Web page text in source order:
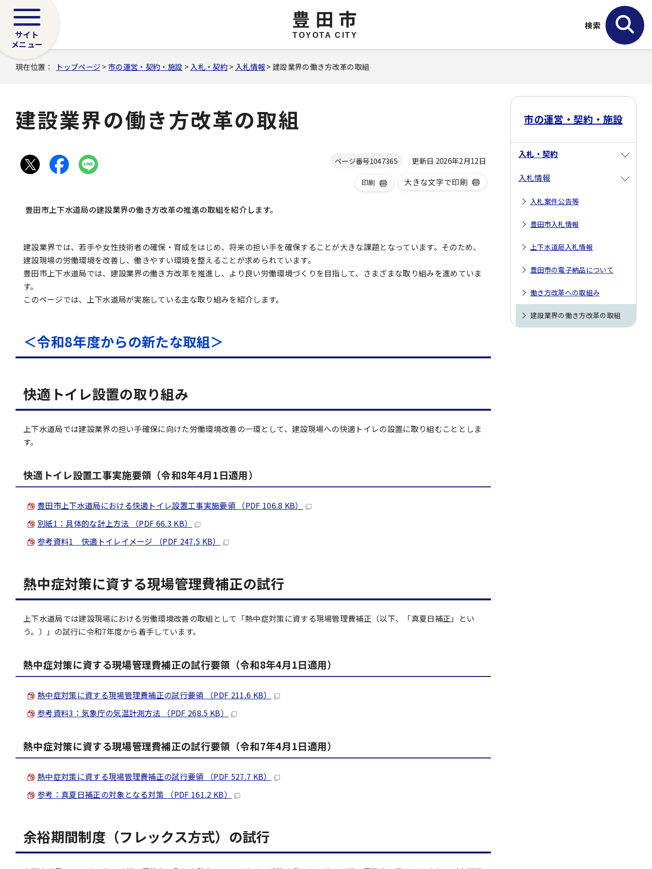
豊田市
TOYOTA CITY
サイト
メニュー
検索
現在位置： トップページ >市の運営・契約・施設 > 入札・契約> 入札情報> 建設業界の働き方改革の取組
建設業界の働き方改革の取組
ページ番号1047365 更新日 2026年2月12日
印刷 大きな文字で印刷
豊田市上下水道局の建設業界の働き方改革の推進の取組を紹介します。
建設業界では、若手や女性技術者の確保・育成をはじめ、将来の担い手を確保することが大きな課題となっています。そのため、
建設現場の労働環境を改善し、働きやすい環境を整えることが求められています。
豊田市上下水道局では、建設業界の働き方改革を推進し、より良い労働環境づくりを目指して、さまざまな取り組みを進めていま
す。
このページでは、上下水道局が実施している主な取り組みを紹介します。
＜令和8年度からの新たな取組＞
快適トイレ設置の取り組み
上下水道局では建設業界の担い手確保に向けた労働環境改善の一環として、建設現場への快適トイレの設置に取り組むこととしま
す。
快適トイレ設置工事実施要領（令和8年4月1日適用）
豊田市上下水道局における快適トイレ設置工事実施要領 （PDF 106.8 KB）
別紙1：具体的な計上方法 （PDF 66.3 KB）
参考資料1 快適トイレイメージ （PDF 247.5 KB）
熱中症対策に資する現場管理費補正の試行
上下水道局では建設現場における労働環境改善の取組として「熱中症対策に資する現場管理費補正（以下、「真夏日補正」とい
う。）」の試行に令和7年度から着手しています。
熱中症対策に資する現場管理費補正の試行要領（令和8年4月1日適用）
熱中症対策に資する現場管理費補正の試行要領 （PDF 211.6 KB）
参考資料3：気象庁の気温計測方法 （PDF 268.5 KB）
熱中症対策に資する現場管理費補正の試行要領（令和7年4月1日適用）
熱中症対策に資する現場管理費補正の試行要領 （PDF 527.7 KB）
参考：真夏日補正の対象となる対策 （PDF 161.2 KB）
余裕期間制度（フレックス方式）の試行
市の運営・契約・施設
入札・契約
入札情報
入札案件公告等
豊田市入札情報
上下水道局入札情報
豊田市の電子納品について
働き方改革への取組み
建設業界の働き方改革の取組